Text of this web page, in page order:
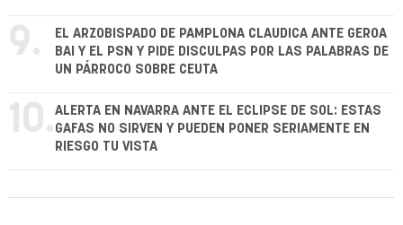
9.
EL ARZOBISPADO DE PAMPLONA CLAUDICA ANTE GEROA
BAI Y EL PSN Y PIDE DISCULPAS POR LAS PALABRAS DE
UN PÁRROCO SOBRE CEUTA
10.ALERTA EN NAVARRA ANTE EL ECLIPSE DE SOL: ESTAS
GAFAS NO SIRVEN Y PUEDEN PONER SERIAMENTE EN
RIESGO TU VISTA